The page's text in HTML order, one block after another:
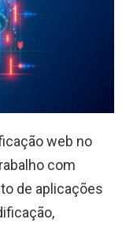
web no
com
de aplicações